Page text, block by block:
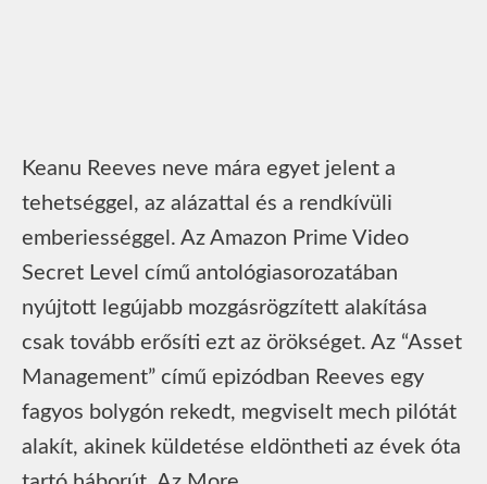
Keanu Reeves neve mára egyet jelent a
tehetséggel, az alázattal és a rendkívüli
emberiességgel. Az Amazon Prime Video
Secret Level című antológiasorozatában
nyújtott legújabb mozgásrögzített alakítása
csak tovább erősíti ezt az örökséget. Az “Asset
Management” című epizódban Reeves egy
fagyos bolygón rekedt, megviselt mech pilótát
alakít, akinek küldetése eldöntheti az évek óta